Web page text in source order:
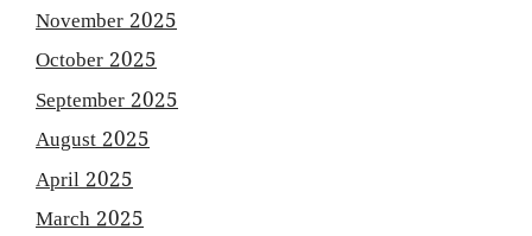
November 2025
October 2025
September 2025
August 2025
April 2025
March 2025